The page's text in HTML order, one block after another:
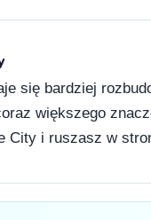
się bardziej
większego
City i ruszasz w